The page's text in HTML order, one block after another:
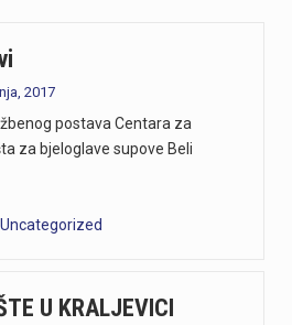
2017
postava Centara za
za bjeloglave supove Beli
Uncategorized
U KRALJEVICI